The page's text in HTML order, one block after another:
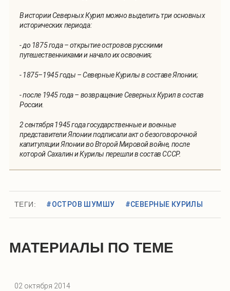
В истории Северных Курил можно выделить три основных
исторических периода:
- до 1875 года – открытие островов русскими
путешественниками и начало их освоения;
- 1875–1945 годы – Северные Курилы в составе Японии;
- после 1945 года – возвращение Северных Курил в состав
России.
2 сентября 1945 года государственные и военные
представители Японии подписали акт о безоговорочной
капитуляции Японии во Второй Мировой войне, после
которой Сахалин и Курилы перешли в состав СССР.
ТЕГИ: #ОСТРОВ ШУМШУ #СЕВЕРНЫЕ КУРИЛЫ
МАТЕРИАЛЫ ПО ТЕМЕ
02 октября 2014